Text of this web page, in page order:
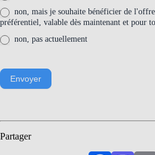
non, mais je souhaite bénéficier de
préférentiel, valable dès maintenant et pour
non, pas actuellement
Envoyer
Partager